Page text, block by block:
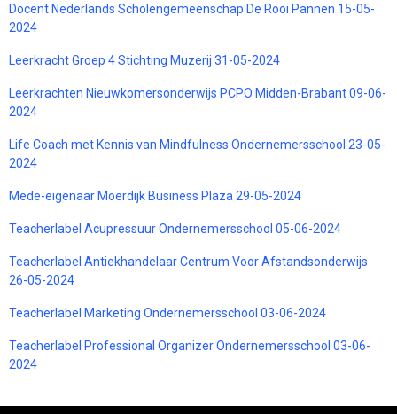
Docent Nederlands Scholengemeenschap De Rooi Pannen 15-05-
2024
Leerkracht Groep 4 Stichting Muzerij 31-05-2024
Leerkrachten Nieuwkomersonderwijs PCPO Midden-Brabant 09-06-
2024
Life Coach met Kennis van Mindfulness Ondernemersschool 23-05-
2024
Mede-eigenaar Moerdijk Business Plaza 29-05-2024
Teacherlabel Acupressuur Ondernemersschool 05-06-2024
Teacherlabel Antiekhandelaar Centrum Voor Afstandsonderwijs
26-05-2024
Teacherlabel Marketing Ondernemersschool 03-06-2024
Teacherlabel Professional Organizer Ondernemersschool 03-06-
2024